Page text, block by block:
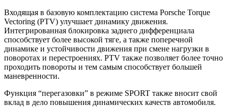
Входящая в базовую комплектацию система Porsche Torque
Vectoring (PTV) улучшает динамику движения.
Интегрированная блокировка заднего дифференциала
способствует более высокой тяге, а также поперечной
динамике и устойчивости движения при смене нагрузки в
поворотах и перестроениях. PTV также позволяет более точно
проходить повороты и тем самым способствует большей
маневренности.
Функция “перегазовки” в режиме SPORT также вносит свой
вклад в дело повышения динамических качеств автомобиля.